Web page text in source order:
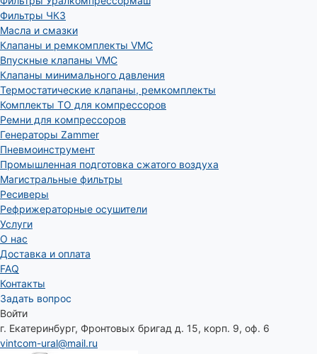
Фильтры ЧКЗ
Масла и смазки
Клапаны и ремкомплекты VMC
Впускные клапаны VMC
Клапаны минимального давления
Термостатические клапаны, ремкомплекты
Комплекты ТО для компрессоров
Ремни для компрессоров
Генераторы Zammer
Пневмоинструмент
Промышленная подготовка сжатого воздуха
Магистральные фильтры
Ресиверы
Рефрижераторные осушители
Услуги
О нас
Доставка и оплата
FAQ
Контакты
Задать вопрос
Войти
г. Екатеринбург, Фронтовых бригад д. 15, корп. 9, оф. 6
vintcom-ural@mail.ru